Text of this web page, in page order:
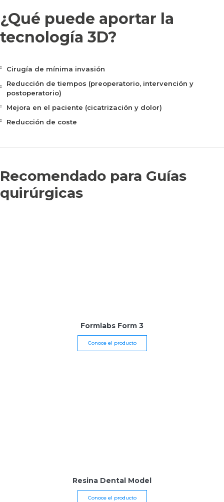
¿Qué puede aportar la
tecnología 3D?
Cirugía de mínima invasión
Reducción de tiempos (preoperatorio, intervención y
postoperatorio)
Mejora en el paciente (cicatrización y dolor)
Reducción de coste
Recomendado para Guías
quirúrgicas
Formlabs Form 3
Conoce el producto
Resina Dental Model
Conoce el producto